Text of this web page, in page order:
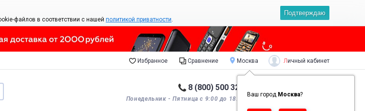
файлов в соответствии с нашей политикой приватности.
Подтверждаю
Избранное Сравнение Москва
Ваш город Москва?
Личный кабинет
8 (800) 500 32 90
Понедельник - Пятница с 9:00 до 18:00*.
0 Корзина пуста